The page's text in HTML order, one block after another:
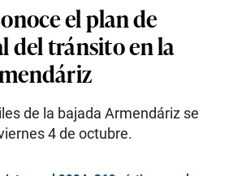
el plan de
del tránsito en la
de la bajada Armendáriz se
4 de octubre.